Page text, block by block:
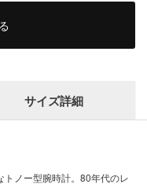
サイズ詳細
ノー型腕時計。80年代のレ